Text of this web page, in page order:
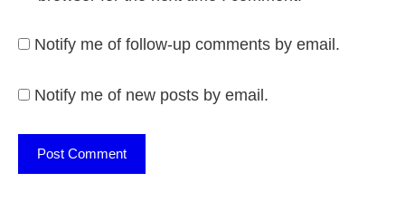
Notify me of follow-up comments by email.
Notify me of new posts by email.